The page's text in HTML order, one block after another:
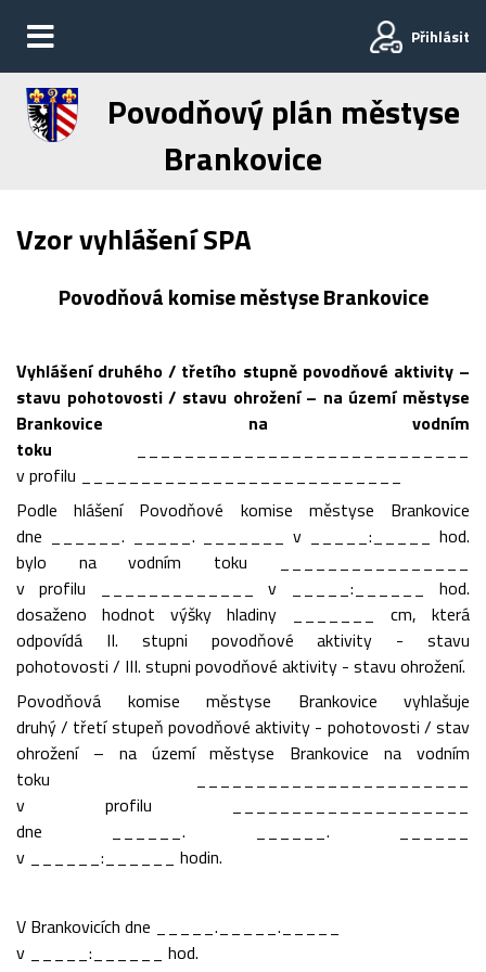
Přihlásit
Povodňový plán městyse
Brankovice
Vzor vyhlášení SPA
Povodňová komise městyse Brankovice
Vyhlášení druhého / třetího stupně povodňové aktivity –
stavu pohotovosti / stavu ohrožení – na území městyse
Brankovice na vodním
toku
v profilu ___________________________
Podle hlášení Povodňové komise městyse Brankovice
dne ______. _____. _______ v _____:_____ hod.
bylo na vodním toku ________________
v profilu _____________ v _____:______ hod.
dosaženo hodnot výšky hladiny _______ cm, která
odpovídá II. stupni povodňové aktivity - stavu
pohotovosti / III. stupni povodňové aktivity - stavu ohrožení.
Povodňová komise městyse Brankovice vyhlašuje
druhý / třetí stupeň povodňové aktivity - pohotovosti / stav
ohrožení – na území městyse Brankovice na vodním
toku _______________________
v profilu ____________________
dne ______. ______. ______
v ______:______ hodin.
V Brankovicích dne _____._____._____
v _____:______ hod.